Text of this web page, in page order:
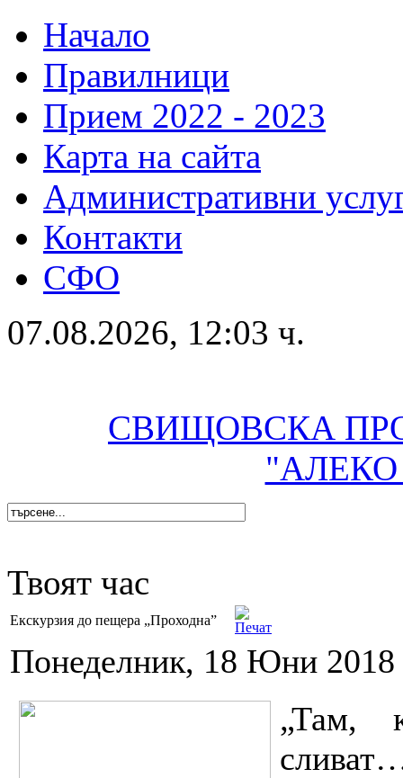
Начало
Правилници
Прием 2022 - 2023
Карта на сайта
Административни
Контакти
СФО
07.08.2026, 12:03 ч.
СВИЩОВСКА
Твоят час
Екскурзия до пещера „Проходна”
Понеделник, 18 Юни 2018
„Там,